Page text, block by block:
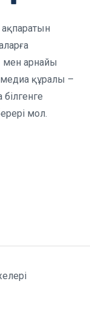
ақпаратын
мен арнайы
құралы –
мол.